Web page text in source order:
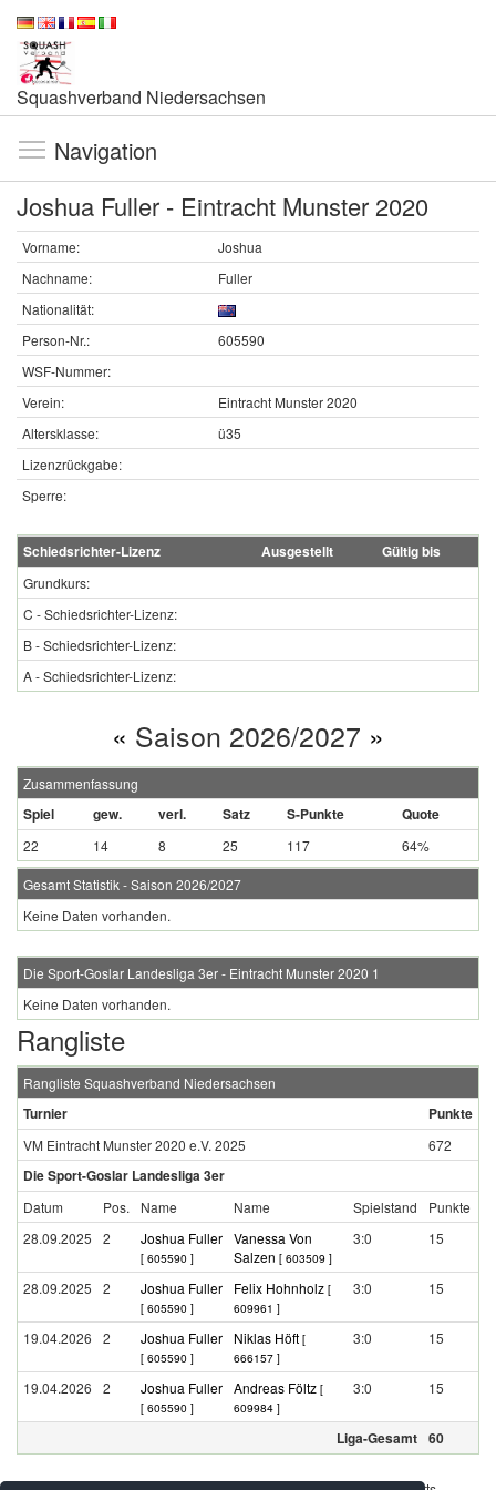
Squashverband Niedersachsen
Navigation
Joshua Fuller - Eintracht Munster 2020
Vorname:
Joshua
Nachname:
Fuller
Nationalität:
Person-Nr.:
605590
WSF-Nummer:
Verein:
Eintracht Munster 2020
Altersklasse:
ü35
Lizenzrückgabe:
Sperre:
Schiedsrichter-Lizenz Ausgestellt Gültig bis
Grundkurs:
C - Schiedsrichter-Lizenz:
B - Schiedsrichter-Lizenz:
A - Schiedsrichter-Lizenz:
« Saison 2026/2027 »
Zusammenfassung
Spiel gew. verl. Satz S-Punkte Quote
22 14 8 25 117 64%
Gesamt Statistik - Saison 2026/2027
Keine Daten vorhanden.
Die Sport-Goslar Landesliga 3er - Eintracht Munster 2020 1
Keine Daten vorhanden.
Rangliste
Rangliste Squashverband Niedersachsen
Turnier Punkte
VM Eintracht Munster 2020 e.V. 2025 672
Die Sport-Goslar Landesliga 3er
Datum Pos. Name Name Spielstand
Punkte
28.09.2025
2 Joshua Fuller
[ 605590 ]
Vanessa Von
Salzen [ 603509 ]
3:0 15
28.09.2025 2 Joshua Fuller
[ 605590 ]
Felix Hohnholz [
609961 ]
3:0 15
19.04.2026 2 Joshua Fuller
[ 605590 ]
Niklas Höft [
666157 ]
3:0 15
19.04.2026 2 Joshua Fuller
[ 605590 ]
Andreas Föltz [
609984 ]
3:0 15
Liga-Gesamt 60